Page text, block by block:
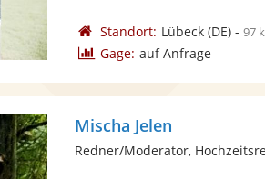
Standort: Lübeck(DE)- 97
Gage: auf Anfrage
Mischa Jelen
Redner/Moderator,